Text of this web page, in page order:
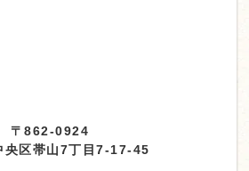
〒862-0924
央区帯山7丁目7-17-45